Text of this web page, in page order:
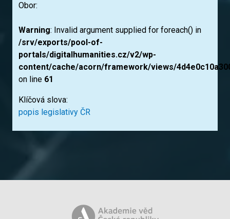
Obor:
Warning: Invalid argument supplied for foreach() in
/srv/exports/pool-of-
portals/digitalhumanities.cz/v2/wp-
content/cache/acorn/framework/views/
on line 61
Klíčová slova:
popis legislativy ČR